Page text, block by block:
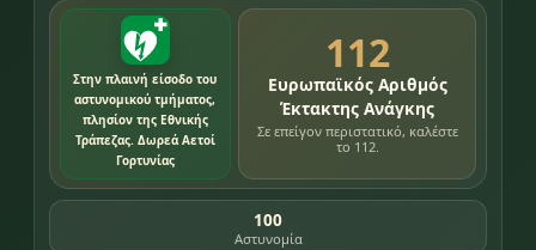
Στην πλαινή είσοδο του
αστυνομικού τμήματος,
πλησίον της Εθνικής
Τράπεζας. Δωρεά Αετοί
Γορτυνίας
112
Ευρωπαϊκός Αριθμός
Έκτακτης Ανάγκης
Σε επείγον περιστατικό, καλέστε
το 112.
100
Αστυνομία